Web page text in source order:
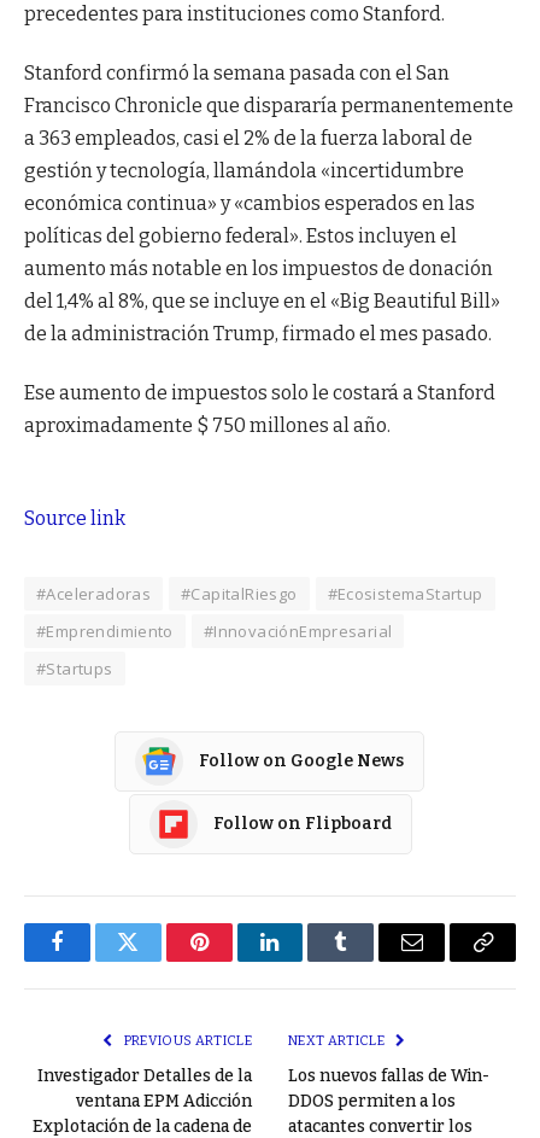
precedentes para instituciones como Stanford.
Stanford confirmó la semana pasada con el San
Francisco Chronicle que dispararía permanentemente
a 363 empleados, casi el 2% de la fuerza laboral de
gestión y tecnología, llamándola «incertidumbre
económica continua» y «cambios esperados en las
políticas del gobierno federal». Estos incluyen el
aumento más notable en los impuestos de donación
del 1,4% al 8%, que se incluye en el «Big Beautiful Bill»
de la administración Trump, firmado el mes pasado.
Ese aumento de impuestos solo le costará a Stanford
aproximadamente $ 750 millones al año.
Source link
#Aceleradoras #CapitalRiesgo
#EcosistemaStartup
#Emprendimiento
#InnovaciónEmpresarial
#Startups
Follow on Google News
Follow on Flipboard
FacebookTwitter PinterestLinkedInTumblr Email
Copy
PREVIOUS ARTICLE
Investigador Detalles de la
ventana EPM Adicción
Explotación de la cadena de
NEXT ARTICLE
Los nuevos fallas de Win-
DDOS permiten a los
atacantes convertir los